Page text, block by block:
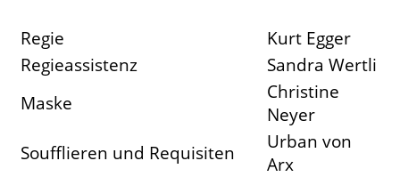
Regie
Kurt Egger
Regieassistenz
Sandra Wertli
Maske
Christine
Neyer
Soufflieren und Requisiten
Urban von
Arx